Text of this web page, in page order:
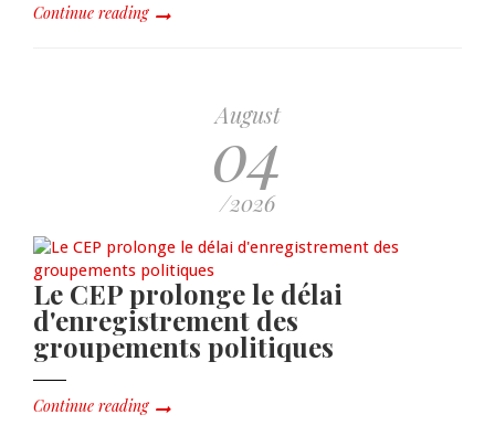
Continue reading
August
04
/2026
Le CEP prolonge le délai
d'enregistrement des
groupements politiques
Continue reading